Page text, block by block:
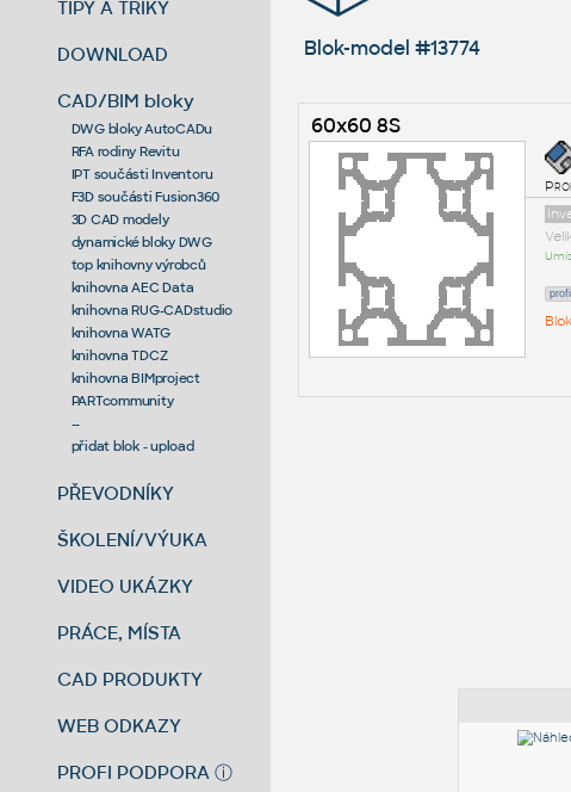
TIPY A TRIKY
DOWNLOAD
CAD/BIM bloky
DWG bloky AutoCADu
RFA rodiny Revitu
IPT součásti Inventoru
F3D součásti Fusion360
3D CAD modely
dynamické bloky DWG
top knihovny výrobců
knihovna AEC Data
knihovna RUG-CADstudio
knihovna WATG
knihovna TDCZ
knihovna BIMproject
PARTcommunity
--
přidat blok - upload
PŘEVODNÍKY
ŠKOLENÍ/VÝUKA
VIDEO UKÁZKY
PRÁCE, MÍSTA
CAD PRODUKTY
WEB ODKAZY
PROFI PODPORA ⓘ
Blok-model #13774
60x60 8S